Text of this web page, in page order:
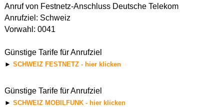
Anruf von Festnetz-Anschluss Deutsche Telekom
Anrufziel: Schweiz
Vorwahl: 0041
Günstige Tarife für Anrufziel
► SCHWEIZ FESTNETZ - hier klicken
Günstige Tarife für Anrufziel
► SCHWEIZ MOBILFUNK - hier klicken